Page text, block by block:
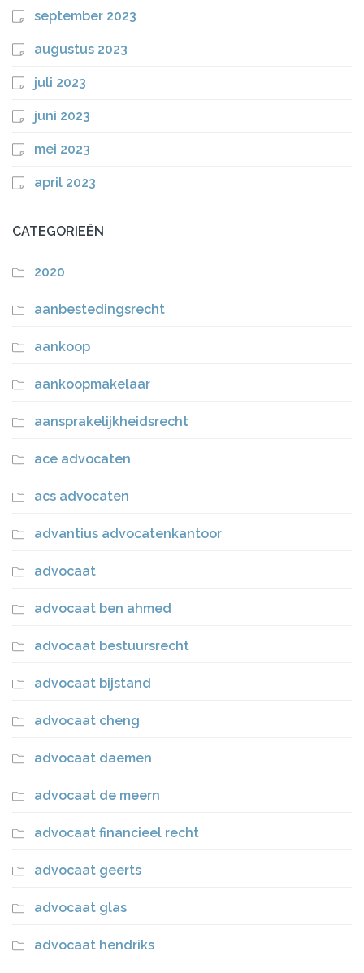
september 2023
augustus 2023
juli 2023
juni 2023
mei 2023
april 2023
CATEGORIEËN
2020
aanbestedingsrecht
aankoop
aankoopmakelaar
aansprakelijkheidsrecht
ace advocaten
acs advocaten
advantius advocatenkantoor
advocaat
advocaat ben ahmed
advocaat bestuursrecht
advocaat bijstand
advocaat cheng
advocaat daemen
advocaat de meern
advocaat financieel recht
advocaat geerts
advocaat glas
advocaat hendriks